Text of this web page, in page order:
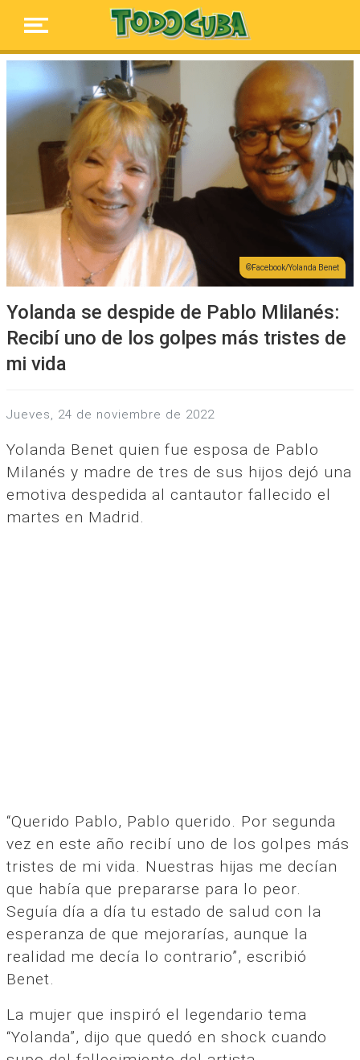
Facebook/Yolanda Benet
Yolanda se despide de Pablo Mlilanés:
Recibí uno de los golpes más tristes de
mi vida
jueves, 24 de noviembre de 2022
Yolanda Benet quien fue esposa de Pablo
Milanés y madre de tres de sus hijos dejó una
emotiva despedida al cantautor fallecido el
martes en Madrid.
“Querido Pablo, Pablo querido. Por segunda
vez en este año recibí uno de los golpes más
tristes de mi vida. Nuestras hijas me decían
que había que prepararse para lo peor.
Seguía día a día tu estado de salud con la
esperanza de que mejorarías, aunque la
realidad me decía lo contrario”, escribió
Benet.
La mujer que inspiró el legendario tema
“Yolanda”, dijo que quedó en shock cuando